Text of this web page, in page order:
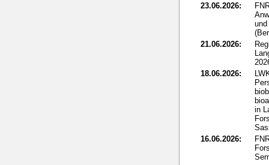
23.06.2026:
21.06.2026:
18.06.2026:
in
16.06.2026: